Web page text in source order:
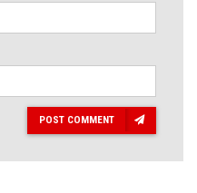
POST COMMENT